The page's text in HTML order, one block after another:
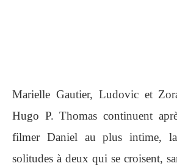
Marielle Gautier, Ludovic et
Hugo P. Thomas continuent
filmer Daniel au plus intime,
solitudes à deux qui se croisent,